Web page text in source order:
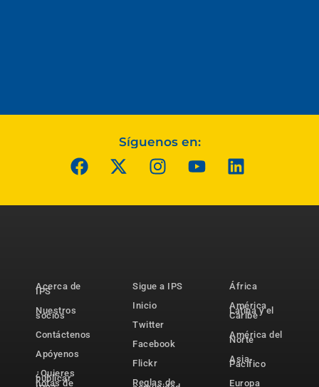
Síguenos en:
Acerca de
IPS
Nuestros
socios
Contáctenos
Apóyenos
¿Quieres
publicar
notas de
Sigue a IPS
Inicio
Twitter
Facebook
Flickr
Reglas de
África
América
Latina y el
Caribe
América del
Norte
Asia-
Pacífico
Europa